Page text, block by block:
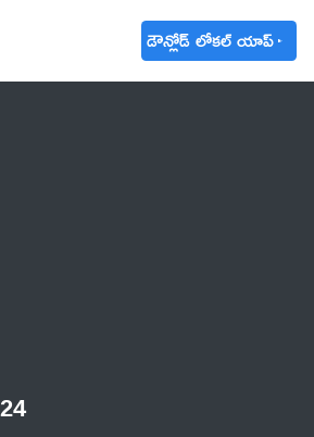
డౌన్లోడ్ లోకల్ యాప్